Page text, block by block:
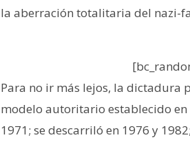
la aberración totalitaria del nazi-
Para no ir más lejos, la dictadura
modelo autoritario establecido en
1971; se descarriló en 1976 y